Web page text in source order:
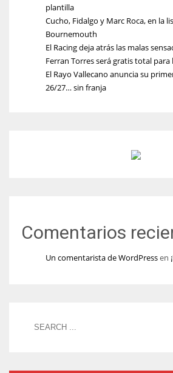
plantilla
Cucho, Fidalgo y Marc Roca, en la
Bournemouth
El Racing deja atrás las malas
Ferran Torres será gratis total para
El Rayo Vallecano anuncia su
26/27… sin franja
Comentarios
Un comentarista de WordPressen